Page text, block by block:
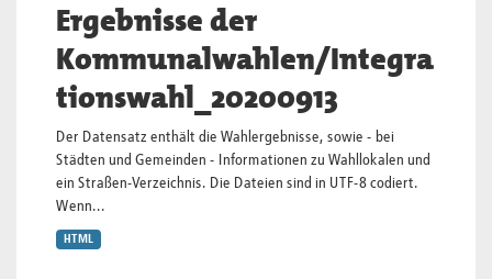
Ergebnisse der
Kommunalwahlen/Integra
tionswahl_20200913
Der Datensatz enthält die Wahlergebnisse, sowie - bei
Städten und Gemeinden - Informationen zu Wahllokalen und
ein Straßen-Verzeichnis. Die Dateien sind in UTF-8 codiert.
Wenn...
HTML